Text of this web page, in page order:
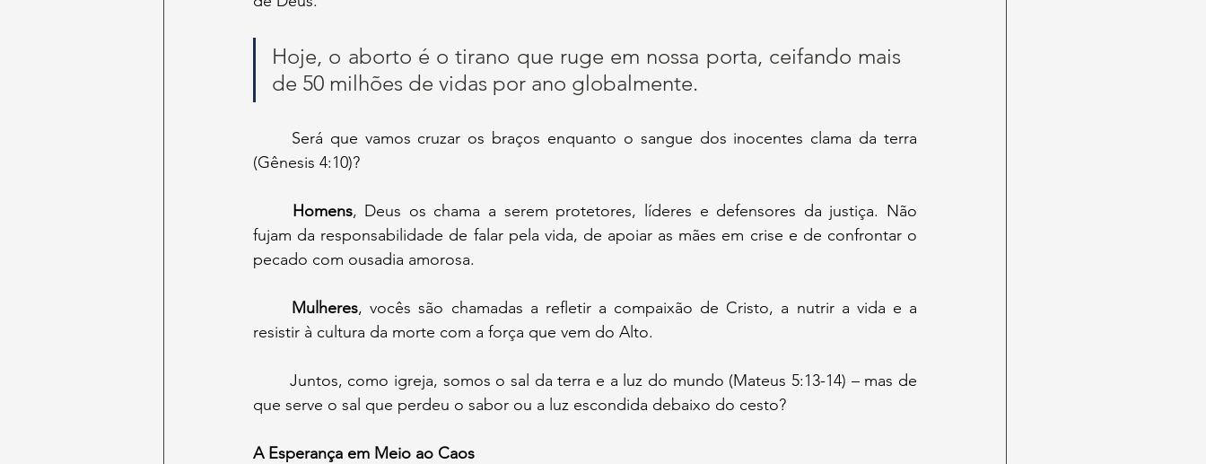
Hoje, o aborto é o tirano que ruge em nossa porta, ceifando mais
de 50 milhões de vidas por ano globalmente.
(Gênesis 4:10)?
	Homens
, Deus os chama a serem protetores, líderes e defensores da justiça. Não
fujam da responsabilidade de falar pela vida, de apoiar as mães em crise e de confrontar o
pecado com ousadia amorosa.
	Mulheres
, vocês são chamadas a refletir a compaixão de Cristo, a nutrir a vida e a
resistir à cultura da morte com a força que vem do Alto.
que serve o sal que perdeu o sabor ou a luz escondida debaixo do cesto?
A Esperança em Meio ao Caos